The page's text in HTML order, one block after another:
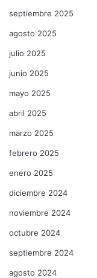
septiembre 2025
agosto 2025
julio 2025
junio 2025
mayo 2025
abril 2025
marzo 2025
febrero 2025
enero 2025
diciembre 2024
noviembre 2024
octubre 2024
septiembre 2024
agosto 2024